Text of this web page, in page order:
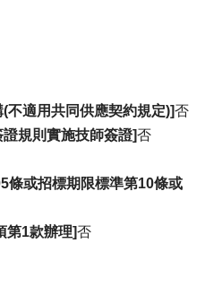
不適用共同供應契約規定)]否
規則實施技師簽證]否
條或招標期限標準第10條或
第1款辦理]否